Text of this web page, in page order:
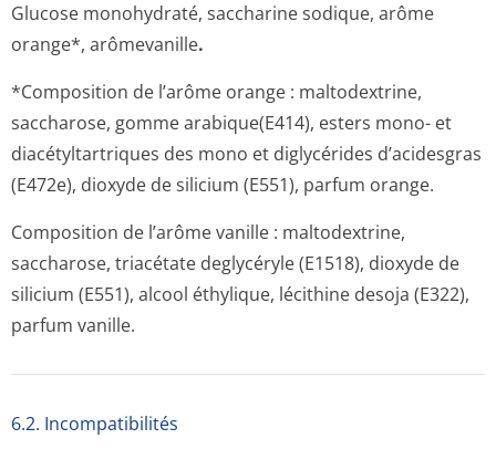
Glucose monohydraté, saccharine sodique, arôme
orange*, arômevanille.
*Composition de l’arôme orange : maltodextrine,
saccharose, gomme arabique(E414), esters mono- et
diacétyltartriques des mono et diglycérides d’acidesgras
(E472e), dioxyde de silicium (E551), parfum orange.
Composition de l’arôme vanille : maltodextrine,
saccharose, triacétate deglycéryle (E1518), dioxyde de
silicium (E551), alcool éthylique, lécithine desoja (E322),
parfum vanille.
6.2. Incompati­bilités